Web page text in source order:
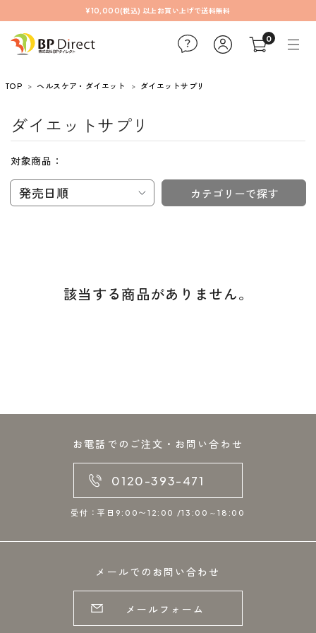
¥10,000(税込) 以上お買い上げで送料無料
0
TOP ヘルスケア・ダイエット ダイエットサプリ
ダイエットサプリ
対象商品：
発売日順 カテゴリーで探す
該当する商品がありません。
お電話でのご注文・お問い合わせ
0120-393-471
受付：平日9:00〜12:00 /13:00～18:00
メールでのお問い合わせ
メールフォーム